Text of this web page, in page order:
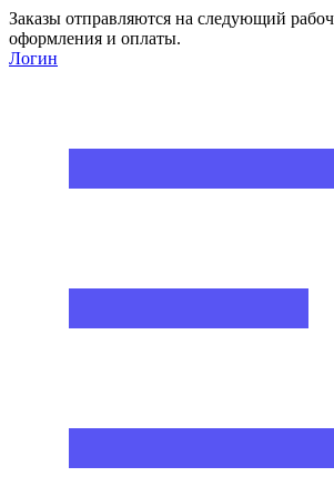
Заказы отправляются на следующий
оформления и оплаты.
Логин